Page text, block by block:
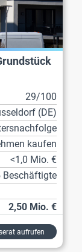
29/100
(DE)
kaufen
<1,0 Mio. €
Beschäftigte
2,50 Mio. €
aufrufen